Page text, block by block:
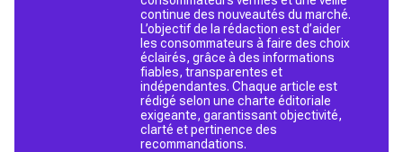
continue des nouveautés du marché.
L’objectif de la rédaction est d’aider
les consommateurs à faire des choix
éclairés, grâce à des informations
fiables, transparentes et
indépendantes. Chaque article est
rédigé selon une charte éditoriale
exigeante, garantissant objectivité,
clarté et pertinence des
recommandations.